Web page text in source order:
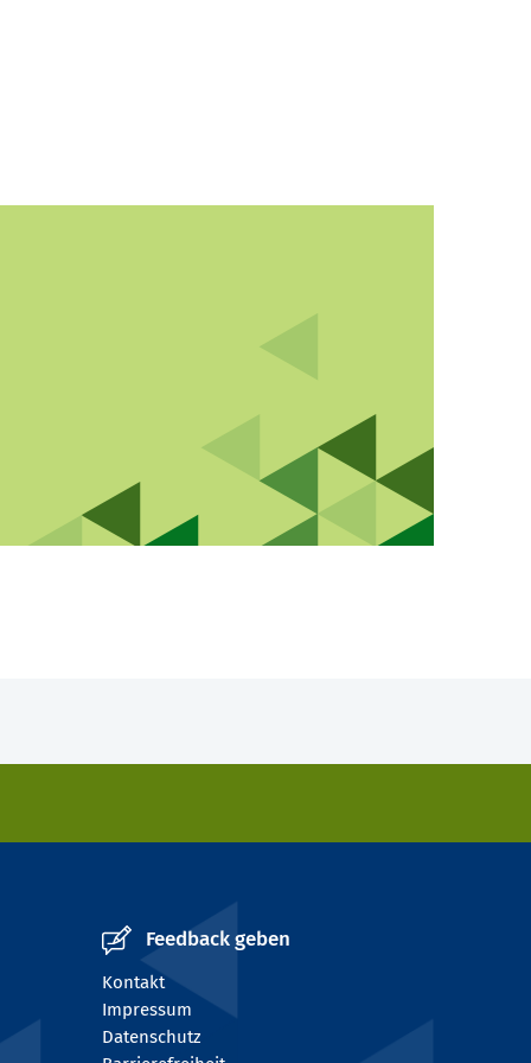
Feedback geben
Kontakt
Impressum
Datenschutz